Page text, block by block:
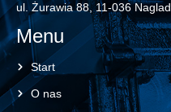
ul. Żurawia 88, 11-036
Menu
Start
O nas